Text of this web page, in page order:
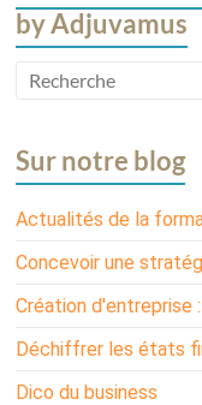
by Adjuvamus
Sur notre blog
Actualités de la
Concevoir une
Création d'entreprise
Déchiffrer les états
Dico du business